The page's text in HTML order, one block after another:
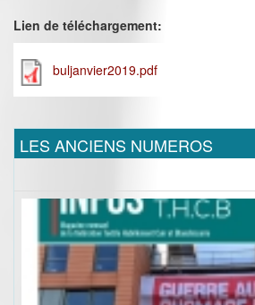
Lien de téléchargement:
buljanvier2019.pdf
LES ANCIENS NUMEROS